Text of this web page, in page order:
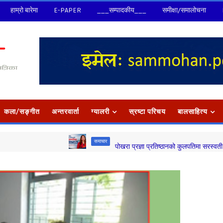
हाम्रो बारेमा E-PAPER ___सम्पादकीय___ समीक्षा/समालोचना
कला/सङ्‍गीत अन्तरवार्ता ग्यालरी स्रष्टा परिचय बालसाहित्य
समाचार
पोखरा प्रज्ञा प्रतिष्ठानको कुलपतिमा सरस्वती प्रतीक्षा